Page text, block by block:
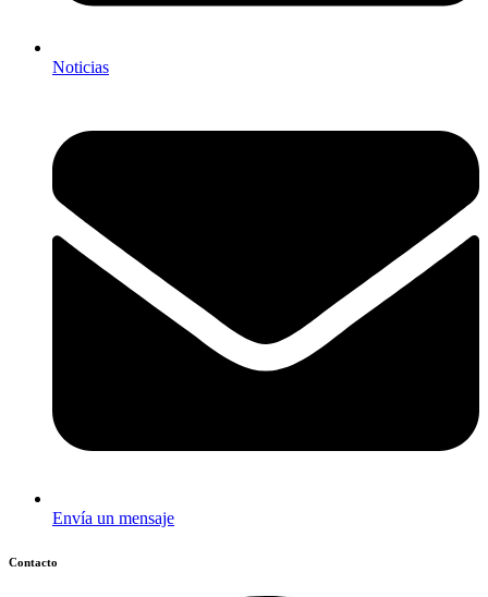
Noticias
Envía un mensaje
Contacto